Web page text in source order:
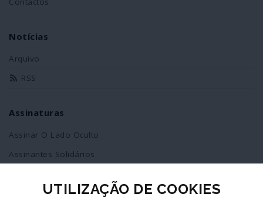
Notícias
Arquivo
RSS
Assinaturas
Assinar O Lado Oculto
Assinantes Solidários
Redes SociaisUTILIZAÇÃO DE COOKIES